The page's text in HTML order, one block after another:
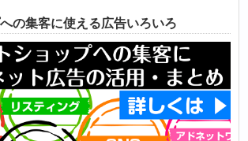
の集客に使える広告いろいろ